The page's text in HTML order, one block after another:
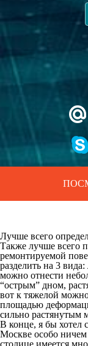
Лучше всего
Также лучше всего
ремонтируемой
разделить на 3
можно отнести
“острым” дном,
вот к тяжелой
площадью
сильно растянутым
В конце, я бы хотел
Москве особо
столице имеется